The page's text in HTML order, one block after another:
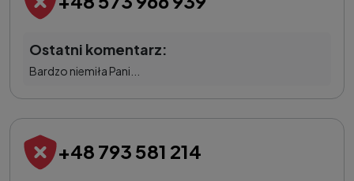
Ostatni komentarz:
Bardzo niemiła Pani...
+48 793 581 214